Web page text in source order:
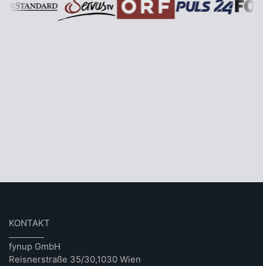
KONTAKT
fynup GmbH
Reisnerstraße 35/30,1030 Wien